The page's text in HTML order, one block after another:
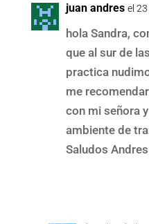
juan andres el
hola Sandra,
que al sur de
practica
me
con mi señora
ambiente de
Saludos